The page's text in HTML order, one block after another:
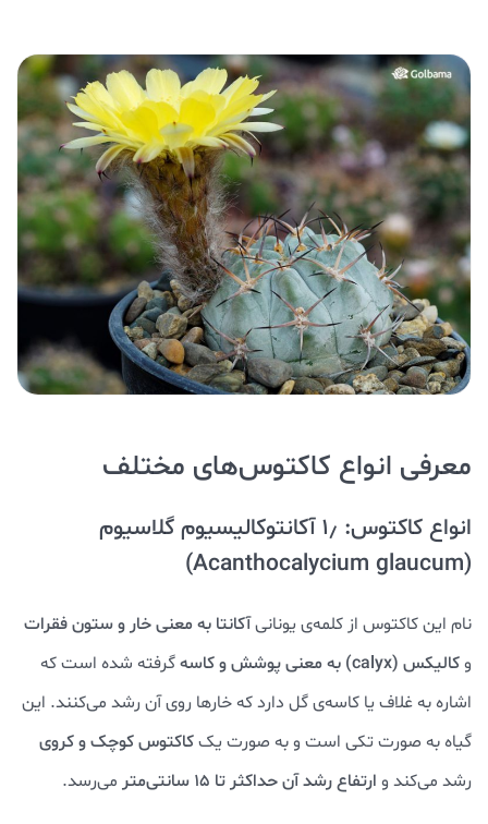
معرفی انواع کاکتوس‌های مختلف
انواع کاکتوس: ۱٫ آکانتوکالیسیوم گلاسیوم
(Acanthocalycium glaucum)
نام این کاکتوس از کلمه‌ی یونانیآکانتا به معنیخار و ستون فقرات
وکالیکس (calyx) به معنی پوشش و کاسه
گرفته شده است که
اشاره به غلاف یا کاسه‌ی گل دارد که خارها روی آن رشد می‌کنند. این
گیاه به صورت تکی است و به صورت یککاکتوس کوچک و کروی
رشد می‌کند و ارتفاع رشد آن حداکثر تا ۱۵ سانتی‌متر می‌رسد.